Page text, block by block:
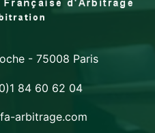
- 75008 Paris
84 60 62 04
arbitrage.com